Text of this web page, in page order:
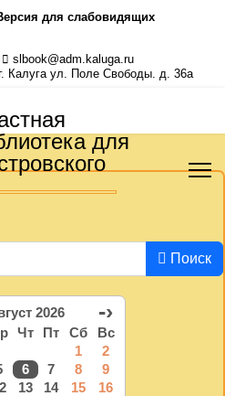
для слабовидящих
slbook@adm.kaluga.ru
Калуга ул. Поле Свободы. д. 36а
Поиск
2026 -›
Чт Пт Сб
Вс
1
2
6 7 8
9
13 14 15
16